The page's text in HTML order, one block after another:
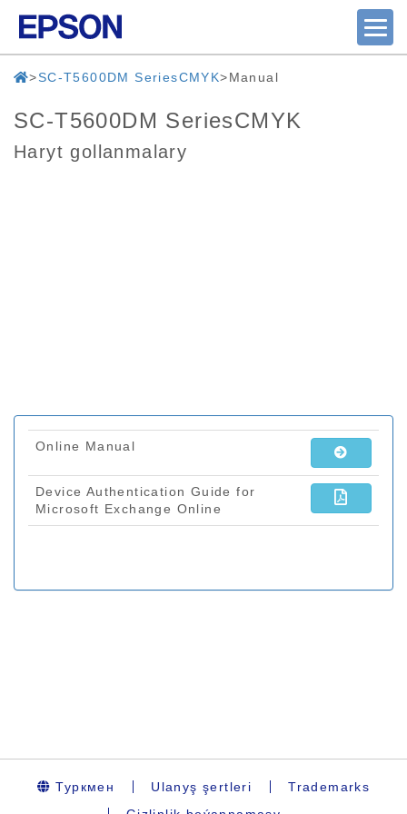
SC-T5600DM SeriesCMYK Manual
SC-T5600DM SeriesCMYK
Haryt gollanmalary
Туркмен Ulanyş şertleri
Trademarks